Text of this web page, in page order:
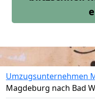
Umzugsunternehmen
Magdeburg nach Bad